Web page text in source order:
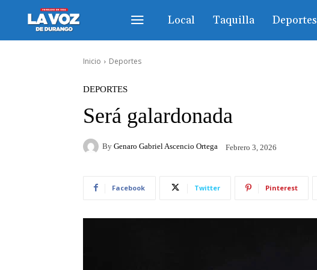
Local Taquilla Deportes
Inicio Deportes
DEPORTES
Será galardonada
By Genaro Gabriel Ascencio Ortega Febrero 3, 2026
Facebook Twitter Pinterest